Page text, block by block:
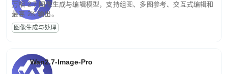
万相 2.7 图像生成与编辑模型，支持组图、多图参考、交互式编辑和
最高 2K 输出。
图像生成与处理
Wan2.7-Image-Pro